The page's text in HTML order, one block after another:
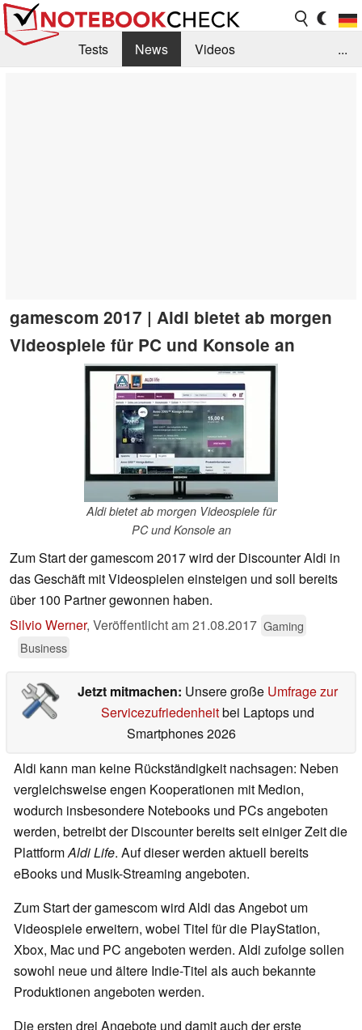
Tests News
Videos
...
gamescom 2017 | Aldi bietet ab morgen
Videospiele für PC und Konsole an
Aldi bietet ab morgen Videospiele für
PC und Konsole an
Zum Start der gamescom 2017 wird der Discounter Aldi in
das Geschäft mit Videospielen einsteigen und soll bereits
über 100 Partner gewonnen haben.
Silvio Werner, Veröffentlicht am21.08.2017 Gaming
Business
Jetzt mitmachen: Unsere große Umfrage zur
Servicezufriedenheitbei Laptops und
Smartphones 2026
Aldi kann man keine Rückständigkeit nachsagen: Neben
vergleichsweise engen Kooperationen mit Medion,
wodurch insbesondere Notebooks und PCs angeboten
werden, betreibt der Discounter bereits seit einiger Zeit die
PlattformAldi Life. Auf dieser werden aktuell bereits
eBooks und Musik-Streaming angeboten.
Zum Start der gamescom wird Aldi das Angebot um
Videospiele erweitern, wobei Titel für die PlayStation,
Xbox, Mac und PC angeboten werden. Aldi zufolge sollen
sowohl neue und ältere Indie-Titel als auch bekannte
Produktionen angeboten werden.
Die ersten drei Angebote und damit auch der erste